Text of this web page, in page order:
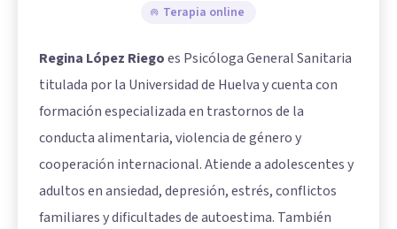
Terapia online
Regina López Riegoes Psicóloga General Sanitaria
titulada por la Universidad de Huelva y cuenta con
formación especializada en trastornos de la
conducta alimentaria, violencia de género y
cooperación internacional. Atiende a adolescentes y
adultos en ansiedad, depresión, estrés, conflictos
familiares y dificultades de autoestima. También